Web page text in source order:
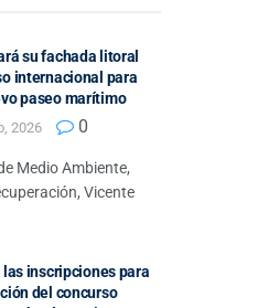
su fachada litoral
internacional para
paseo marítimo
2026 0
Medio Ambiente,
Vicente
inscripciones para
del concurso